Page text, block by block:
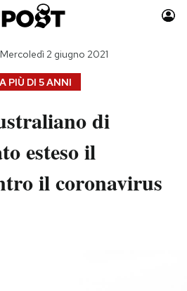
Auto
Moda
Consumismi
Storie/Idee
PIÙ DI 5 ANNI
Mercoledì 2 giugno 2021
di
esteso il
il coronavirus